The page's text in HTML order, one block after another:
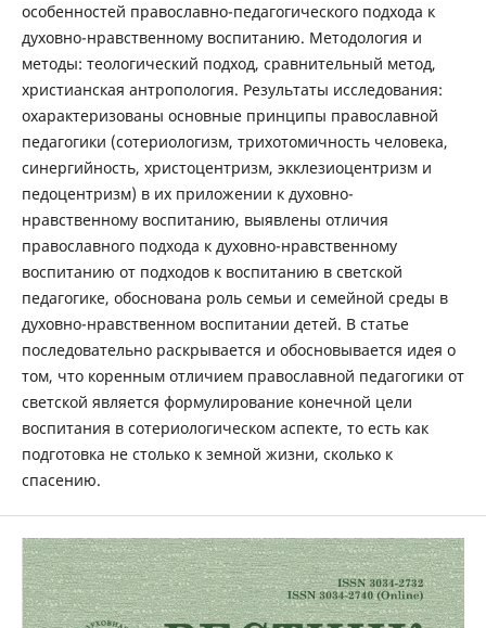
особенностей православно-педагогического подхода к
духовно-нравственному воспитанию. Методология и
методы: теологический подход, сравнительный метод,
христианская антропология. Результаты исследования:
охарактеризованы основные принципы православной
педагогики (сотериологизм, трихотомичность человека,
синергийность, христоцентризм, экклезиоцентризм и
педоцентризм) в их приложении к духовно-
нравственному воспитанию, выявлены отличия
православного подхода к духовно-нравственному
воспитанию от подходов к воспитанию в светской
педагогике, обоснована роль семьи и семейной среды в
духовно-нравственном воспитании детей. В статье
последовательно раскрывается и обосновывается идея о
том, что коренным отличием православной педагогики от
светской является формулирование конечной цели
воспитания в сотериологическом аспекте, то есть как
подготовка не столько к земной жизни, сколько к
спасению.